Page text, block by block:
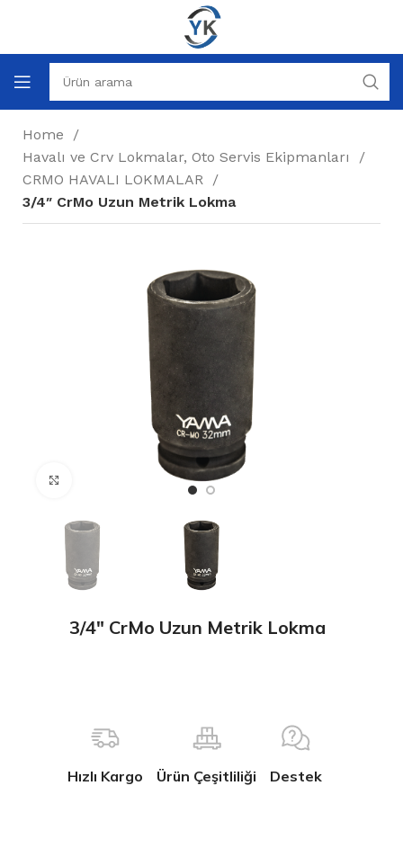
Home
Havalı ve Crv Lokmalar, Oto Servis Ekipmanları
CRMO HAVALI LOKMALAR
3/4″ CrMo Uzun Metrik Lokma
Büyütmek için tıklayın
3/4″ CrMo Uzun Metrik Lokma
Hızlı Kargo Ürün Çeşitliliği Destek